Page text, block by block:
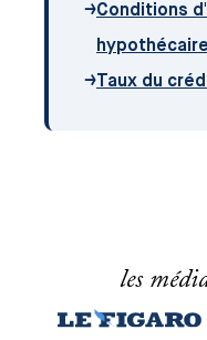
→Conditions
hypothécaire
→Taux du
les